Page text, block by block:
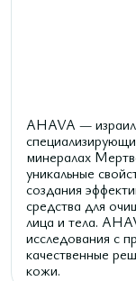
AHAVA —
минералах
уникальные
создания
средства для
лица и тела.
исследования с
качественные
кожи.